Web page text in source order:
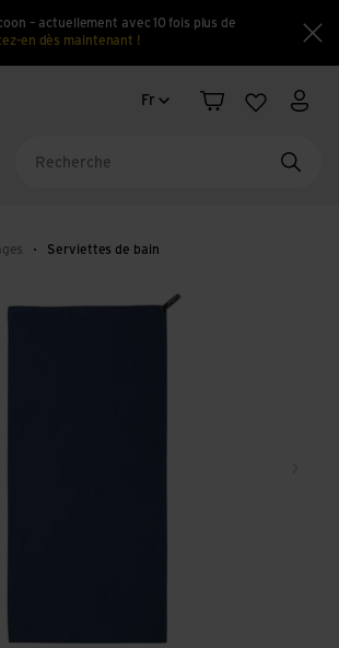
– actuellement avec 10 fois plus de
en dès maintenant !
Changement de langue
Fr
PanierListe Mon
Serviettes de bain